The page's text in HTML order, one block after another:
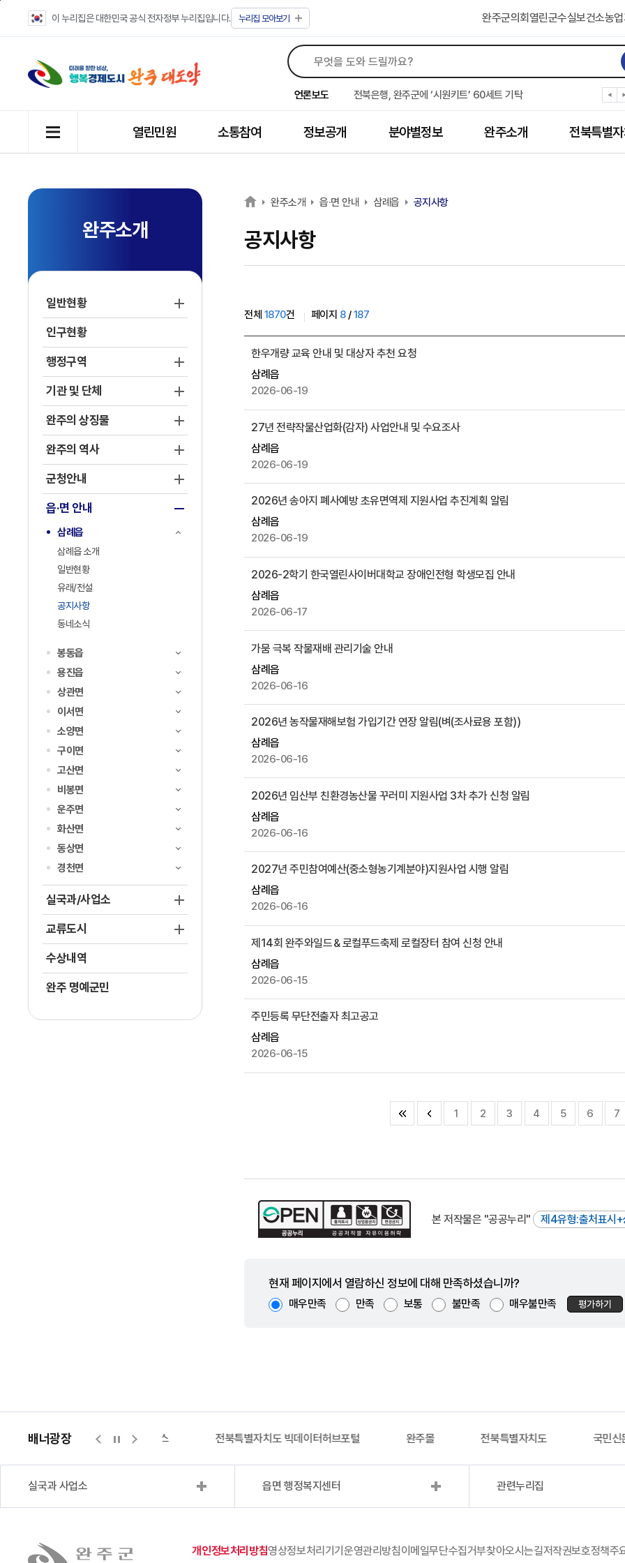
이 누리집은 대한민국 공식 전자정부 누리집입니다. 누리집 모아보기 완주군의회 열린군수실보건소농
언론보도
완주군 “여름휴가철 청소년 안전 지킨다”
완주 청소년, 삼성 임직원 만나 미래 진로 그린다
전북은행, 완주군에 ‘시원키트’ 60세트 기탁
㈜새눈, 완주군에 성금 1,000만 원 기탁
완주 봉동읍, 희망나눔가게·행복빨래방 만족도 조사
유희태 완주군수, 친환경 농업인 현장 목소리 경청
완주 미래라이온스, 경로당 냉장고 후원
완주 이서면, 홀몸 남성 위한 ‘이서천사 요리교실’
열린민원 소통참여 정보공개 분야별정보 완주소개 전북특별
완주소개
일반현황
인구현황
행정구역
기관 및 단체
완주의 상징물
완주의 역사
군청안내
읍·면 안내
삼례읍
삼례읍 소개
일반현황
유래/전설
공지사항
동네소식
봉동읍
용진읍
상관면
이서면
소양면
구이면
고산면
비봉면
운주면
화산면
동상면
경천면
실국과/사업소
교류도시
수상내역
완주 명예군민
완주소개 읍·면 안내 삼례읍 공지사항
공지사항
전체 1870건 페이지 8/187
지
사
항
게
시
물
목
으
번
호
제
목
,
작
자
부
파
일
,
작
성
일
조
수
등
을
제
공
한우개량 교육 안내 및 대상자 추천 요청
삼례읍
2026-06-19
27년 전략작물산업화(감자) 사업안내 및 수요조사
삼례읍
2026-06-19
2026년 송아지 폐사예방 초유면역제 지원사업 추진계획 알림
삼례읍
2026-06-19
2026-2학기 한국열린사이버대학교 장애인전형 학생모집 안내
삼례읍
2026-06-17
가뭄 극복 작물재배 관리기술 안내
삼례읍
2026-06-16
2026년 농작물재해보험 가입기간 연장 알림(벼(조사료용 포함))
삼례읍
2026-06-16
2026년 임산부 친환경농산물 꾸러미 지원사업 3차 추가 신청 알림
삼례읍
2026-06-16
2027년 주민참여예산(중소형농기계분야)지원사업 시행 알림
삼례읍
2026-06-16
제14회 완주와일드＆로컬푸드축제 로컬장터 참여 신청 안내
삼례읍
2026-06-15
주민등록 무단전출자 최고공고
삼례읍
2026-06-15
1 2 3 4 5 6 7
본 저작물은 "공공누리" 제4유형:출처표시+
현재 페이지에서 열람하신 정보에 대해 만족하셨습니까?
매우만족 만족 보통 불만족 매우불만족 평가하기
배너광장
지적측량바로처리센터 위택스 전북특별자치도 빅데이터허브포털 완주몰 전북특별자치도 국민신
실국과 사업소 읍면 행정복지센터 관련누리집
개인정보처리방침영상정보처리기기운영관리방침이메일무단수집거부찾아오시는길저작권보호정책주